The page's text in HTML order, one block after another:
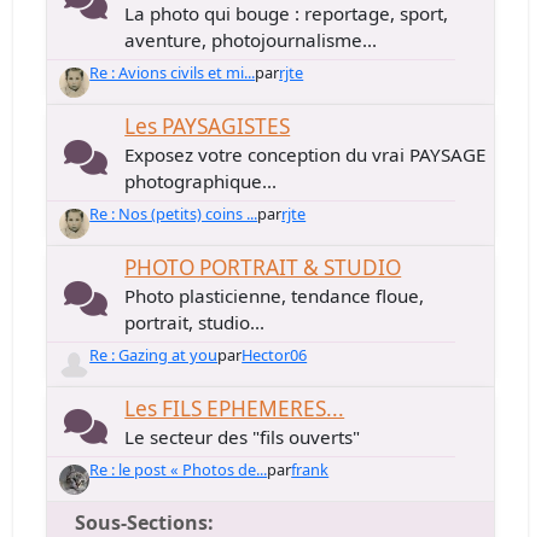
La photo qui bouge : reportage, sport,
aventure, photojournalisme...
Re : Avions civils et mi...parrjte
Les PAYSAGISTES
Exposez votre conception du vrai PAYSAGE
photographique...
Re : Nos (petits) coins ...parrjte
PHOTO PORTRAIT & STUDIO
Photo plasticienne, tendance floue,
portrait, studio...
Re : Gazing at youparHector06
Les FILS EPHEMERES...
Le secteur des "fils ouverts"
Re : le post « Photos de...parfrank
Sous-Sections